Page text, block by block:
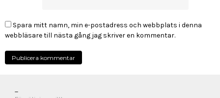
Spara mitt namn, min e-postadress och webbplats i denna
webbläsare till nästa gång jag skriver en kommentar.
_